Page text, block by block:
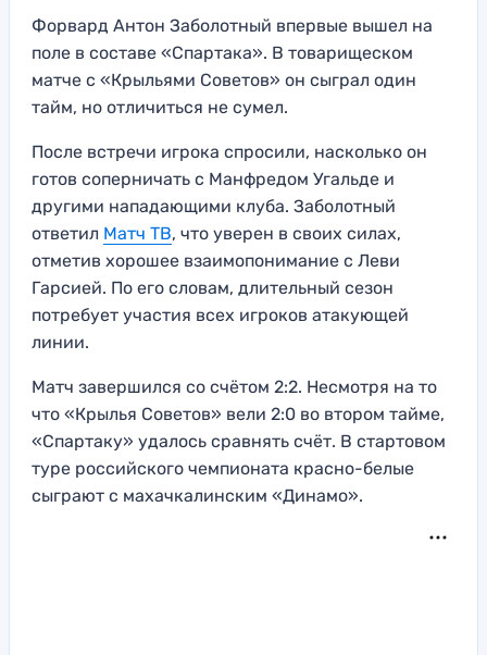
Форвард Антон Заболотный впервые вышел на
поле в составе «Спартака». В товарищеском
матче с «Крыльями Советов» он сыграл один
тайм, но отличиться не сумел.
После встречи игрока спросили, насколько он
готов соперничать с Манфредом Угальде и
другими нападающими клуба. Заболотный
ответил Матч ТВ, что уверен в своих силах,
отметив хорошее взаимопонимание с Леви
Гарсией. По его словам, длительный сезон
потребует участия всех игроков атакующей
линии.
Матч завершился со счётом 2:2. Несмотря на то
что «Крылья Советов» вели 2:0 во втором тайме,
«Спартаку» удалось сравнять счёт. В стартовом
туре российского чемпионата красно-белые
сыграют с махачкалинским «Динамо».